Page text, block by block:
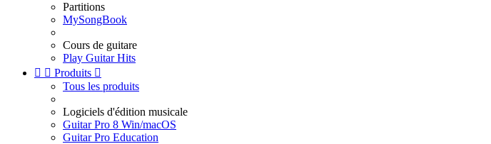
Partitions
MySongBook
Cours de guitare
Play Guitar Hits
  Produits 
Tous les produits
Logiciels d'édition musicale
Guitar Pro 8 Win/macOS
Guitar Pro Education